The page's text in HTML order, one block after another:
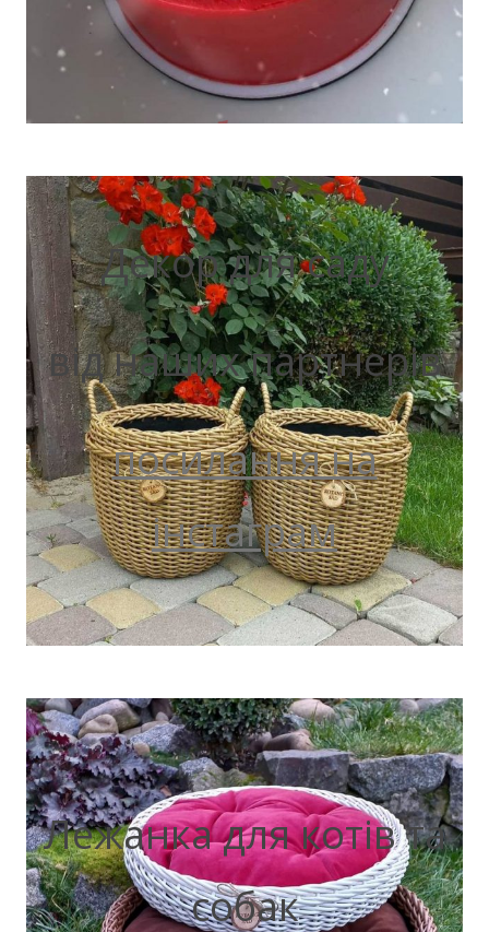
Декор для саду
від наших партнерів
посилання на
інстаграм
Лежанка для котів та
собак